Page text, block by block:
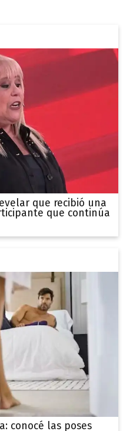
que recibió una
que continúa
conocé las poses